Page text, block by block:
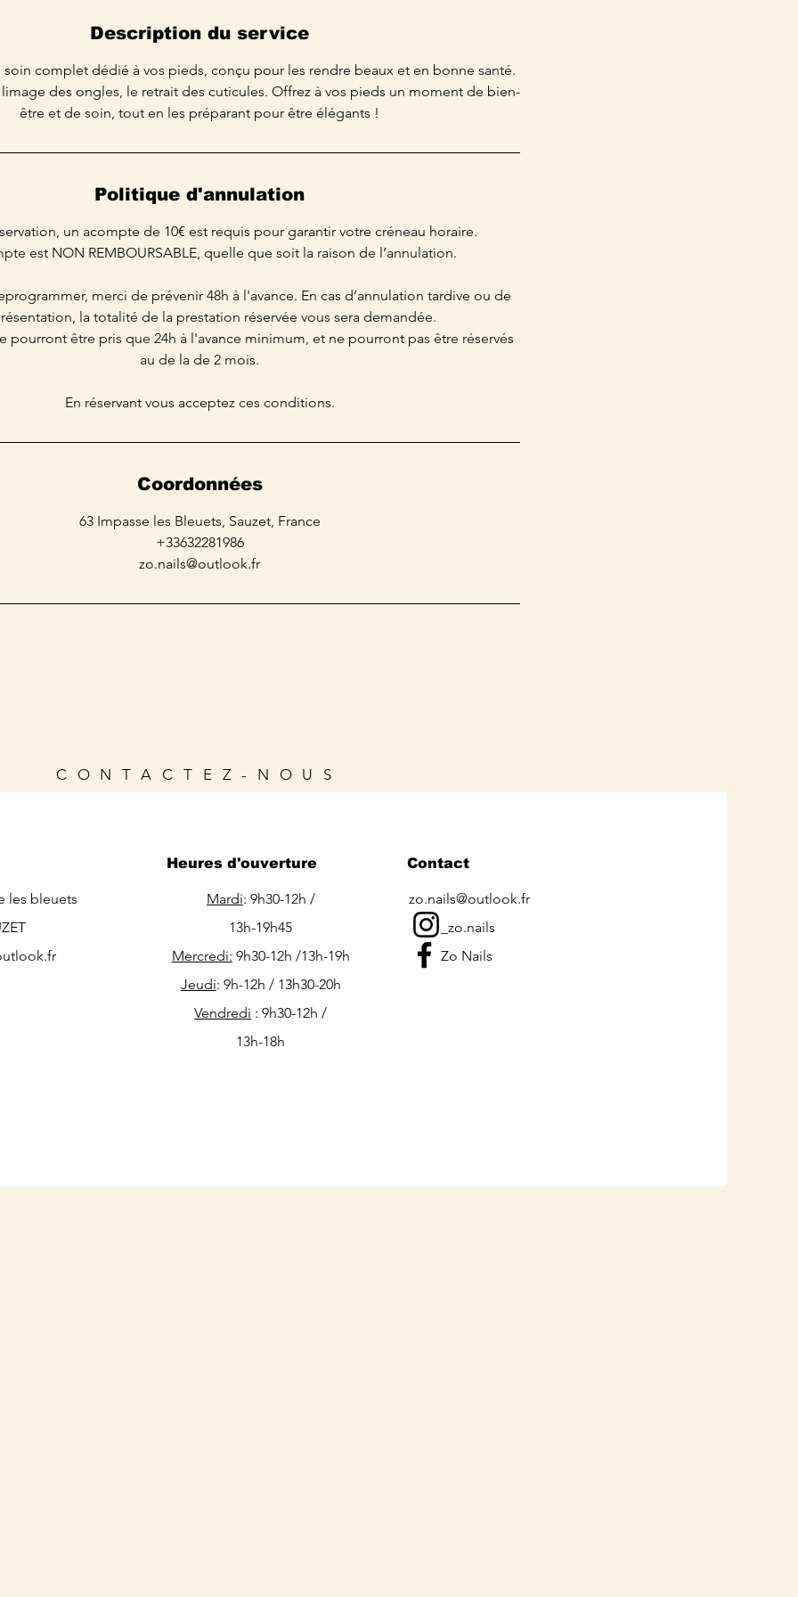
Description du service
soin complet dédié à vos pieds, conçu pour les rendre beaux et en bonne santé.
des ongles, le retrait des cuticules. Offrez à vos pieds un moment de bien-
être et de soin, tout en les préparant pour être élégants !
Politique d'annulation
un acompte de 10€ est requis pour garantir votre créneau horaire.
est NON REMBOURSABLE, quelle que soit la raison de l’annulation.
merci de prévenir 48h à l'avance. En cas d’annulation tardive ou de
la totalité de la prestation réservée vous sera demandée.
pourront être pris que 24h à l'avance minimum, et ne pourront pas être réservés
au de la de 2 mois.
En réservant vous acceptez ces conditions.
Coordonnées
63 Impasse les Bleuets, Sauzet, France
+33632281986
zo.nails@outlook.fr
CONTACTEZ-NOUS
les bleuets
Heures d'ouverture
Mardi: 9h30-12h /
13h-19h45
Mercredi: 9h30-12h /13h-19h
Jeudi: 9h-12h / 13h30-20h
Vendredi : 9h30-12h /
13h-18h
Contact
zo.nails@outlook.fr
_zo.nails
Zo Nails